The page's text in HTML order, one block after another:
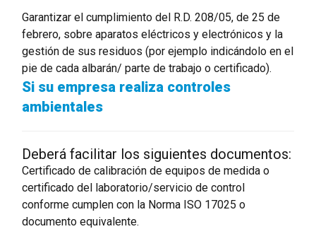
Garantizar el cumplimiento del R.D. 208/05, de 25 de
febrero, sobre aparatos eléctricos y electrónicos y la
gestión de sus residuos (por ejemplo indicándolo en el
pie de cada albarán/ parte de trabajo o certificado).
Si su empresa realiza controles
ambientales
Deberá facilitar los siguientes documentos:
Certificado de calibración de equipos de medida o
certificado del laboratorio/servicio de control
conforme cumplen con la Norma ISO 17025 o
documento equivalente.